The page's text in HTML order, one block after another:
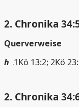
2. Chronika
Querverweise
h 1Kö 13:2; 2Kö
2. Chronika